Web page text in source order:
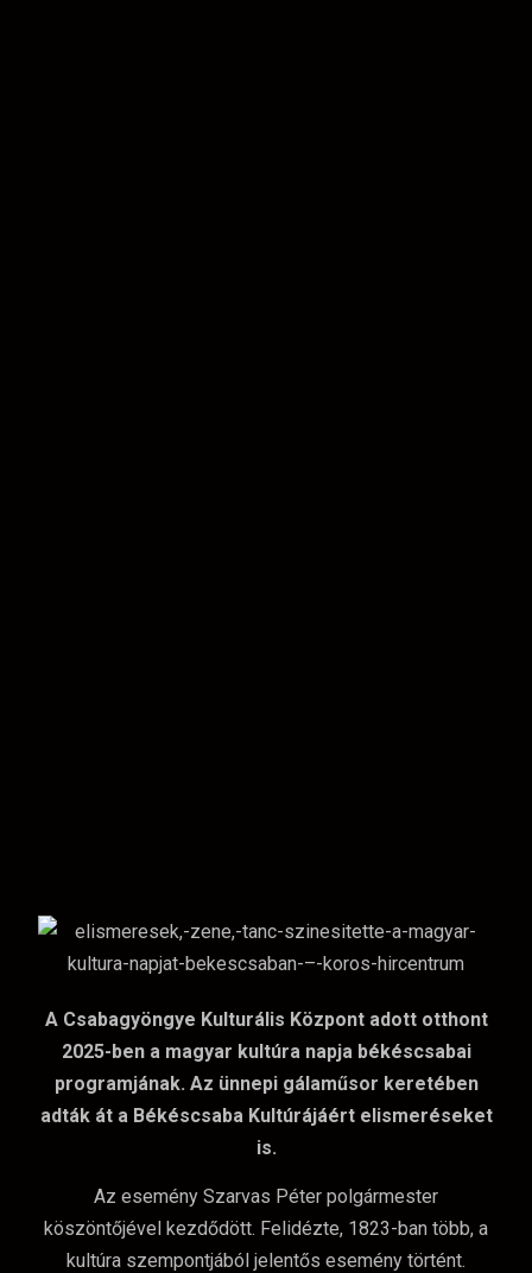
A Csabagyöngye Kulturális Központ adott otthont
2025-ben a magyar kultúra napja békéscsabai
programjának. Az ünnepi gálaműsor keretében
adták át a Békéscsaba Kultúrájáért elismeréseket
is.
Az esemény Szarvas Péter polgármester
köszöntőjével kezdődött. Felidézte, 1823-ban több, a
kultúra szempontjából jelentős esemény történt.